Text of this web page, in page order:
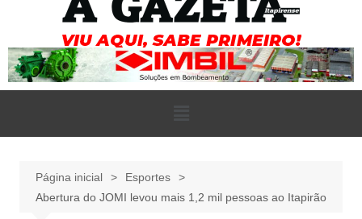
Página inicial
Esportes
Abertura do JOMI levou mais 1,2 mil pessoas ao Itapirão